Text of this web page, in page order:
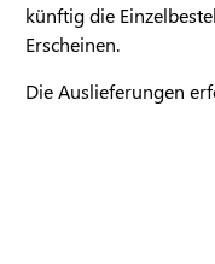
künftig die
Erscheinen.
Die Auslieferungen